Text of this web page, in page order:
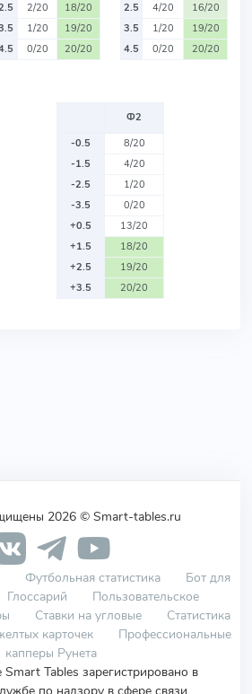
2/20
18/20
1/20
19/20
0/20 20/20
2.5
4/20
16/20
3.5
1/20
19/20
4.5
0/20 20/20
Ф2
-0.5
8/20
-1.5
4/20
-2.5
1/20
-3.5
0/20
+0.5
13/20
+1.5
18/20
+2.5
19/20
+3.5
20/20
2026 © Smart-tables.ru
Футбольная статистика
Бот для
Глоссарий
Пользовательское
Ставки на угловые
Статистика
карточек
Профессиональные
капперы Рунета
Smart Tables зарегистрировано в